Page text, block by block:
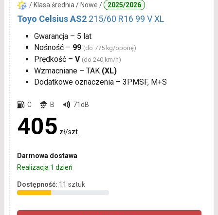
/ Klasa średnia / Nowe / 2025/2026
Toyo Celsius AS2 215/60 R16 99 V XL
Gwarancja – 5 lat
Nośność – 99 (do 775 kg/oponę)
Prędkość – V (do 240 km/h)
Wzmacniane – TAK (XL)
Dodatkowe oznaczenia – 3PMSF, M+S
C B 71dB
405 zł/szt.
Darmowa dostawa
Realizacja 1 dzień
Dostępność: 11 sztuk